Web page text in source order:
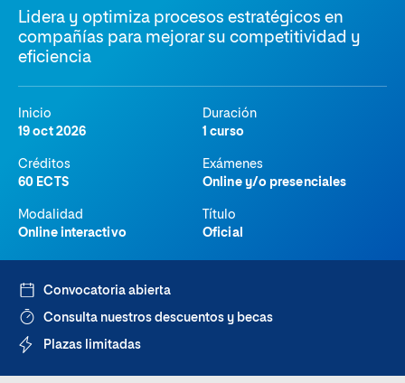
Lidera y optimiza procesos estratégicos en
compañías para mejorar su competitividad y
eficiencia
Inicio
19 oct 2026
Duración
1 curso
Créditos
60 ECTS
Exámenes
Online y/o presenciales
Modalidad
Online interactivo
Título
Oficial
Convocatoria abierta
Consulta nuestros descuentos y becas
Plazas limitadas